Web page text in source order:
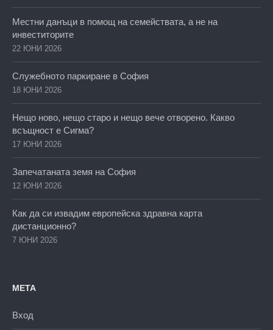
Местни данъци в помощ на семействата, а не на
инвеститорите
22 ЮНИ 2026
Служебното паркиране в София
18 ЮНИ 2026
Нещо ново, нещо старо и нещо вече отворено. Какво
всъщност е Сигма?
17 ЮНИ 2026
Запечатаната земя на София
12 ЮНИ 2026
Как да си извадим европейска здравна карта
дистанционно?
7 ЮНИ 2026
МЕТА
Вход